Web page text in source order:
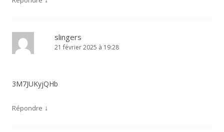
slingers
21 février 2025 à 19:28
3M7JUKyjQHb
Répondre ↓